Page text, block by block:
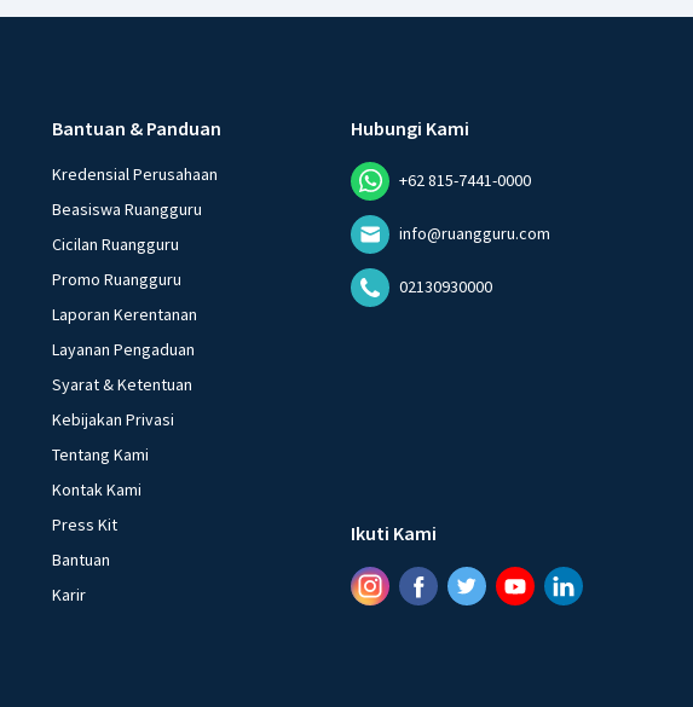
Bantuan & Panduan
Kredensial Perusahaan
Beasiswa Ruangguru
Cicilan Ruangguru
Promo Ruangguru
Laporan Kerentanan
Layanan Pengaduan
Syarat & Ketentuan
Kebijakan Privasi
Tentang Kami
Kontak Kami
Press Kit
Bantuan
Karir
Hubungi Kami
+62 815-7441-0000
info@ruangguru.com
02130930000
Ikuti Kami